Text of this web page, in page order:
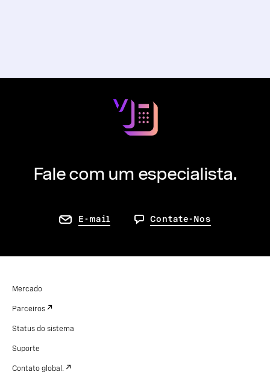
Fale com um especialista.
E-mail Contate-Nos
Mercado
Parceiros
Status do sistema
Suporte
Contato global.